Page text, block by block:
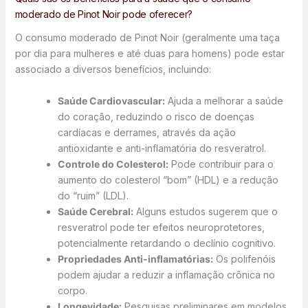
moderado de Pinot Noir pode oferecer?
O consumo moderado de Pinot Noir (geralmente uma taça
por dia para mulheres e até duas para homens) pode estar
associado a diversos benefícios, incluindo:
Saúde Cardiovascular:Ajuda a melhorar a saúde
do coração, reduzindo o risco de doenças
cardíacas e derrames, através da ação
antioxidante e anti-inflamatória do resveratrol.
Controle do Colesterol:Pode contribuir para o
aumento do colesterol “bom” (HDL) e a redução
do “ruim” (LDL).
Saúde Cerebral:Alguns estudos sugerem que o
resveratrol pode ter efeitos neuroprotetores,
potencialmente retardando o declínio cognitivo.
Propriedades Anti-inflamatórias:Os polifenóis
podem ajudar a reduzir a inflamação crônica no
corpo.